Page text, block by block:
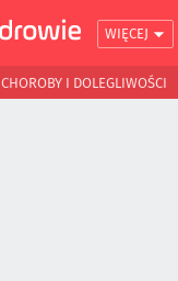
WIĘCEJ
CHOROBY I DOLEGLIWOŚCI